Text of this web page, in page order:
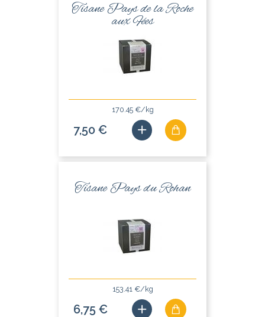
Tisane Pays de la Roche
aux Fées
170.45 €/kg
7,50 €
Tisane Pays du Rohan
153.41 €/kg
6,75 €